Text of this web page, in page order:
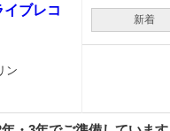
ブレコ
ン
新着